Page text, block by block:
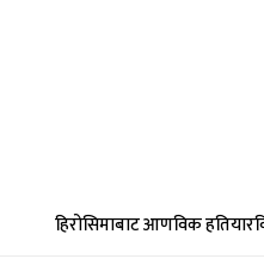
हिरोसिमाबाट आणविक